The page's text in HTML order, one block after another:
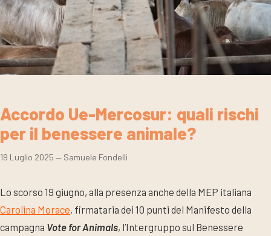
Accordo Ue-Mercosur: quali rischi
per il benessere animale?
19 Luglio 2025 — Samuele Fondelli
Lo scorso 19 giugno, alla presenza anche della MEP italiana
Carolina Morace, firmataria dei 10 punti del Manifesto della
campagna Vote for Animals, l’Intergruppo sul Benessere